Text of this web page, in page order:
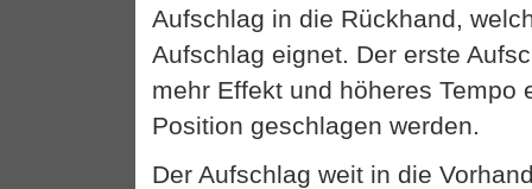
Aufschlag in die Rückhand,
Aufschlag eignet. Der erste
mehr Effekt und höheres Tempo
Position geschlagen werden.
Der Aufschlag weit in die